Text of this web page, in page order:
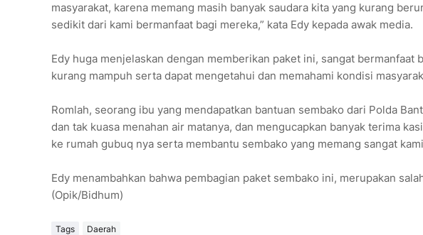
masyarakat, karena memang masih banyak saudara kita yang kurang
sedikit dari kami bermanfaat bagi mereka,” kata Edy kepada awak media.
Edy huga menjelaskan dengan memberikan paket ini, sangat bermanfaat
kurang mampuh serta dapat mengetahui dan memahami kondisi
Romlah, seorang ibu yang mendapatkan bantuan sembako dari Polda
dan tak kuasa menahan air matanya, dan mengucapkan banyak terima
ke rumah gubuq nya serta membantu sembako yang memang sangat
Edy menambahkan bahwa pembagian paket sembako ini, merupakan
(Opik/Bidhum)
Tags Daerah